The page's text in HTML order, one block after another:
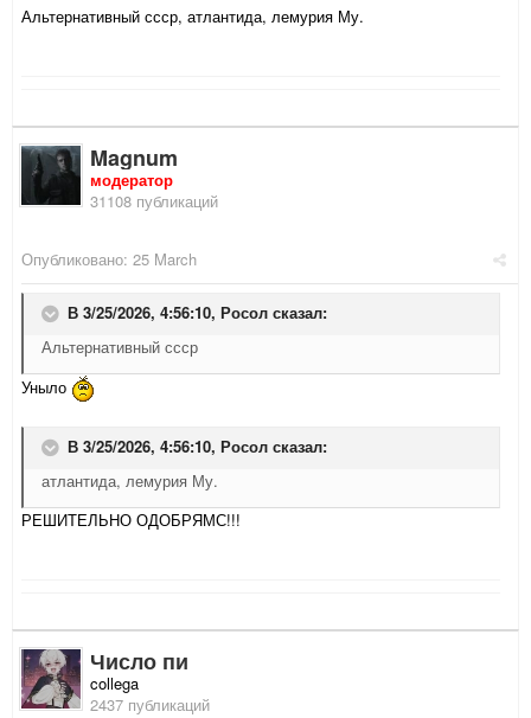
Альтернативный ссср, атлантида, лемурия Му.
Magnum
модератор
31108 публикаций
Опубликовано: 25 March
В 3/25/2026, 4:56:10, Росол сказал:
Альтернативный ссср
Уныло
В 3/25/2026, 4:56:10, Росол сказал:
атлантида, лемурия Му.
РЕШИТЕЛЬНО ОДОБРЯМС!!!
Число пи
collega
2437 публикаций